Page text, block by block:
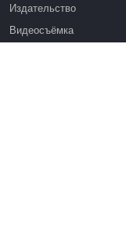
Издательство
Видеосъёмка